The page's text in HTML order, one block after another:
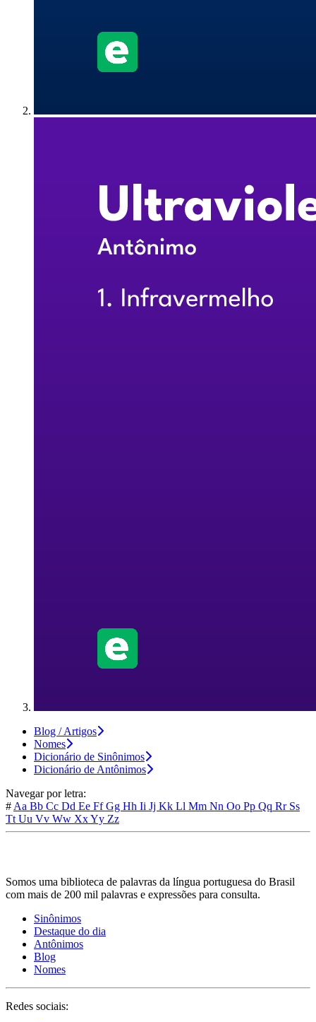
Blog / Artigos
Nomes
Dicionário de Sinônimos
Dicionário de Antônimos
Navegar por letra:
# Aa Bb Cc Dd Ee FfGg Hh Ii Jj Kk Ll Mm Nn Oo Pp Qq Rr Ss
Tt Uu Vv Ww XxYy Zz
Somos uma biblioteca de palavras da língua portuguesa do Brasil
com mais de 200 mil palavras e expressões para consulta.
Sinônimos
Destaque do dia
Antônimos
Blog
Nomes
Redes sociais: